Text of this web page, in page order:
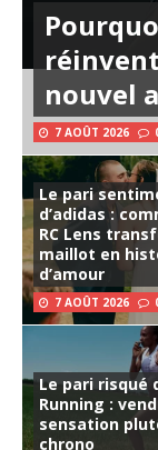
nouvel
7 AOÛT 2026
Le pari
d’adidas :
RC Lens
maillot en
d’amour
7 AOÛT 2026
Le pari risqué
Running :
sensation
chrono